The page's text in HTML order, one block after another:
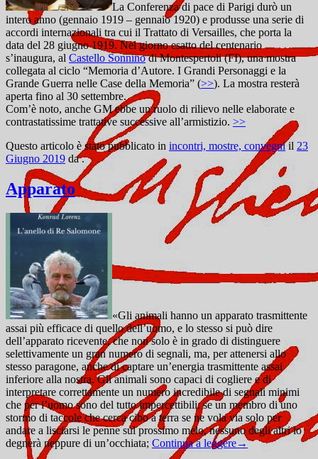
La Conferenza di pace di Parigi durò un
intero anno (gennaio 1919 – gennaio 1920) e produsse una serie di
accordi internazionali tra cui il Trattato di Versailles, che porta la
data del 28 giugno 1919. Nel giorno esatto del centenario
s’inaugura, al Castello Sonninodi Montespertoli (FI), una mostra
collegata al ciclo “Memoria d’Autore. I Grandi Personaggi e la
Grande Guerra nelle Case della Memoria” (>>). La mostra resterà
aperta fino al 30 settembre.
Com’è noto, anche GM ebbe un ruolo di rilievo nelle elaborate e
contrastatissime trattative successive all’armistizio. >>
Questo articolo è stato pubblicato in incontri, mostre, convegniil 23
Giugno 2019 da.
Apparato
«Gli animali hanno un apparato trasmittente
assai più efficace di quello dell’uomo, e lo stesso si può dire
dell’apparato ricevente, che non solo è in grado di distinguere
selettivamente un gran numero di segnali, ma, per attenersi allo
stesso paragone, anche di captare un’energia trasmittente assai
inferiore alla nostra. Gli animali sono capaci di cogliere e di
interpretare correttamente un numero incredibile di segnali minimi
che per l’uomo sono del tutto impercettibili: se un membro di uno
stormo di taccole che cerca cibo a terra se ne vola via solo per
andare a lisciarsi le penne sul prossimo melo, nessuno degli altri lo
degnerà neppure di un’occhiata; Continua a leggere→